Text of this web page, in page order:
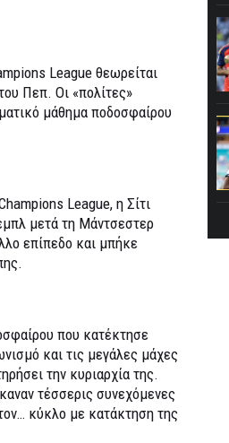
League θεωρείται
Πεπ. Οι «πολίτες»
μάθημα ποδοσφαίρου
League, η Σίτι
μετά τη Μάντσεστερ
επίπεδο και μπήκε
που κατέκτησε
και τις μεγάλες μάχες
την κυριαρχία της.
τέσσερις συνεχόμενες
κύκλο με κατάκτηση της